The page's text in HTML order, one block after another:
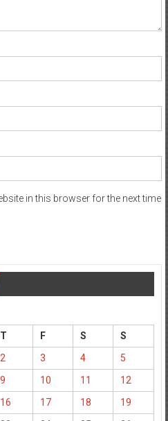
in this browser for the next time
T F S
S
2 3 4
5
9 10 11
12
16 17 18
19